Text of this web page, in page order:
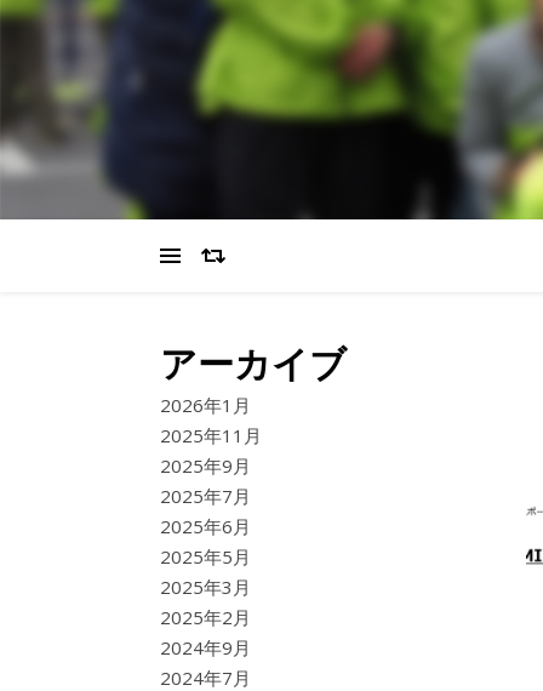
アーカイブ
2026年1月
2025年11月
2025年9月
2025年7月
2025年6月
2025年5月
2025年3月
2025年2月
2024年9月
2024年7月